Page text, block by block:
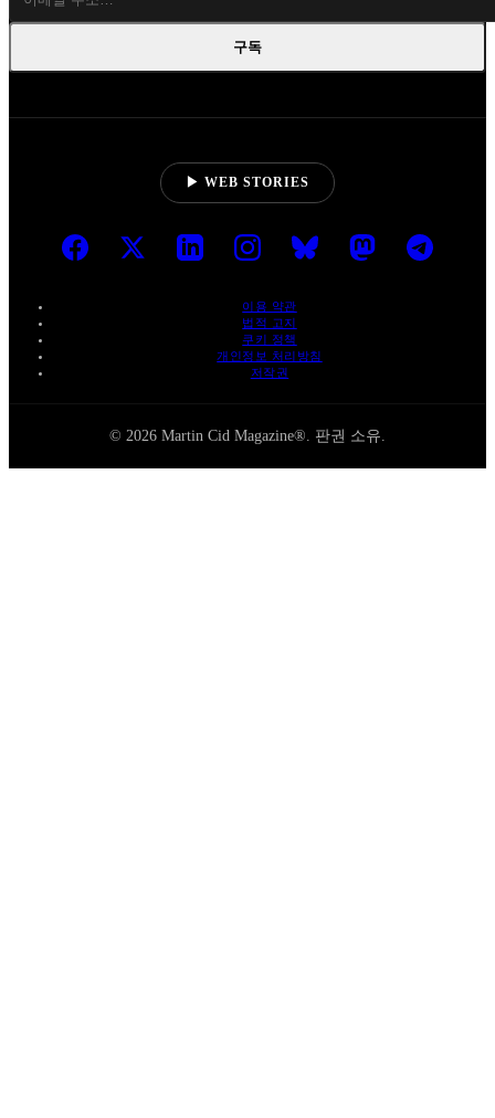
구독
▶ WEB STORIES
이용 약관
법적 고지
쿠키 정책
개인정보 처리방침
저작권
© 2026 Martin Cid Magazine®. 판권 소유.